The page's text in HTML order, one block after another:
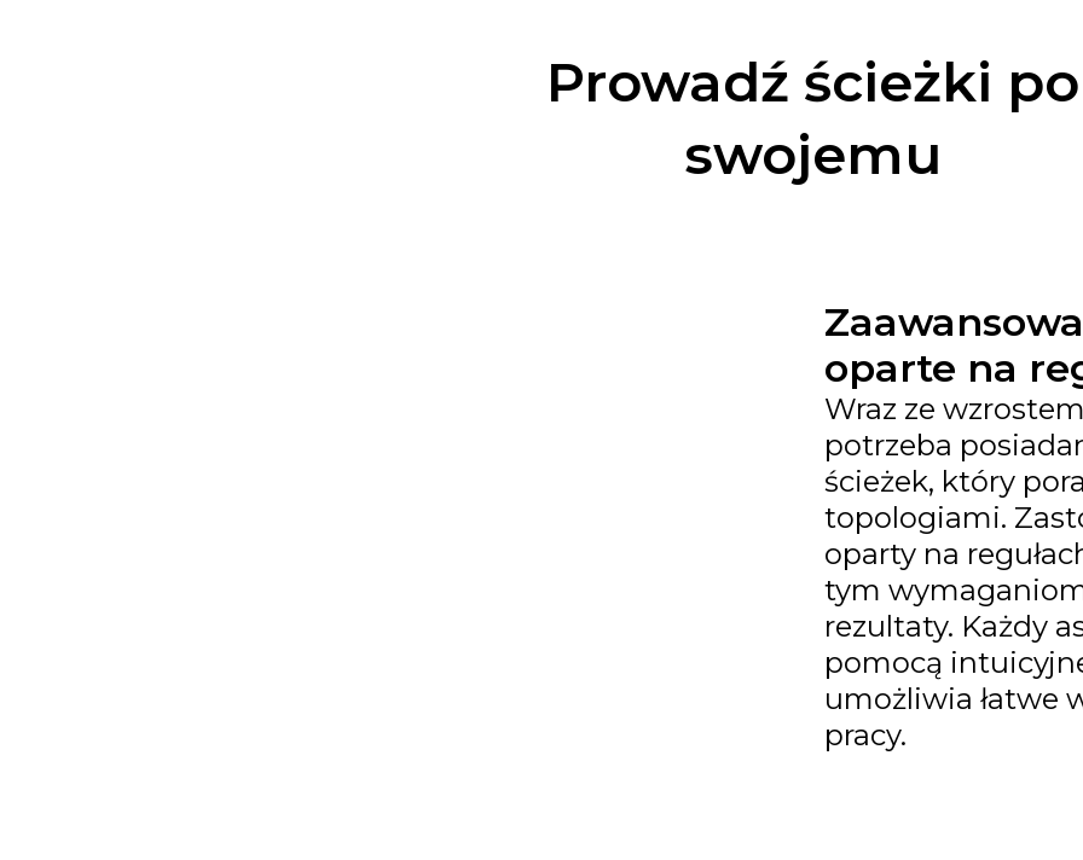
Prowadź ścieżki po
swojemu
oparte na
Wraz ze
potrzeba
ścieżek, który
topologiami.
oparty na
tym
rezultaty. Każdy
pomocą
umożliwia łatwe
pracy.